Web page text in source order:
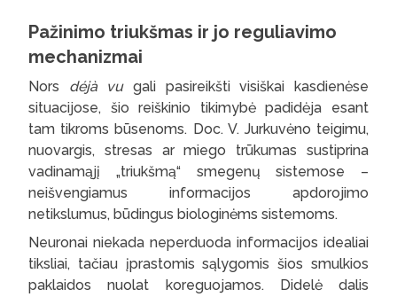
Pažinimo triukšmas ir jo reguliavimo
mechanizmai
Nors déjà vugali pasireikšti visiškai kasdienėse
situacijose, šio reiškinio tikimybė padidėja esant
tam tikroms būsenoms. Doc. V. Jurkuvėno teigimu,
nuovargis, stresas ar miego trūkumas sustiprina
vadinamąjį „triukšmą“ smegenų sistemose –
neišvengiamus informacijos apdorojimo
netikslumus, būdingus biologinėms sistemoms.
Neuronai niekada neperduoda informacijos idealiai
tiksliai, tačiau įprastomis sąlygomis šios smulkios
paklaidos nuolat koreguojamos. Didelė dalis